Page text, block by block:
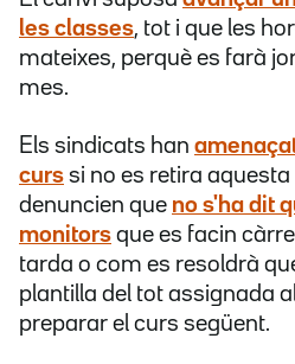
les classes, tot i que les
mateixes, perquè es farà
mes.
Els sindicats han
curs si no es retira aquesta
denuncien que no s'ha dit
monitors que es facin
tarda o com es resoldrà
plantilla del tot assignada
preparar el curs següent.